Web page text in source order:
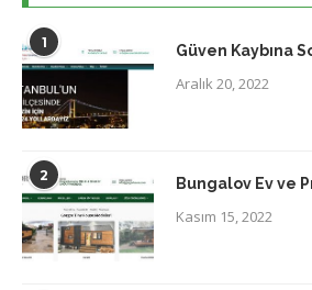
1 Güven Kaybına
Aralık 20, 2022
2 Bungalov Ev ve
Kasım 15, 2022